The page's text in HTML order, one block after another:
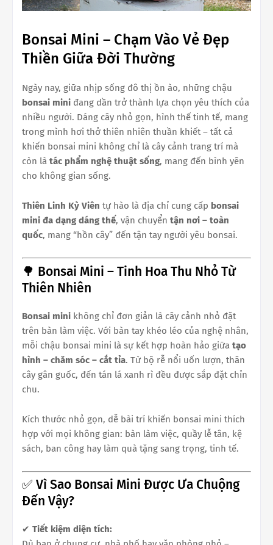
Bonsai Mini – Chạm Vào Vẻ Đẹp
Thiền Giữa Đời Thường
Ngày nay, giữa nhịp sống đô thị ồn ào, những chậu
bonsai mini đang dần trở thành lựa chọn yêu thích của
nhiều người. Dáng cây nhỏ gọn, hình thế tinh tế, mang
trong mình hơi thở thiên nhiên thuần khiết – tất cả
khiến bonsai mini không chỉ là cây cảnh trang trí mà
còn là tác phẩm nghệ thuật sống, mang đến bình yên
cho không gian sống.
Thiên Linh Kỳ Viên tự hào là địa chỉ cung cấp bonsai
mini đa dạng dáng thế, vận chuyển tận nơi – toàn
quốc, mang “hồn cây” đến tận tay người yêu bonsai.
🌳 Bonsai Mini – Tinh Hoa Thu Nhỏ Từ
Thiên Nhiên
Bonsai mini không chỉ đơn giản là cây cảnh nhỏ đặt
trên bàn làm việc. Với bàn tay khéo léo của nghệ nhân,
mỗi chậu bonsai mini là sự kết hợp hoàn hảo giữa tạo
hình – chăm sóc – cắt tỉa. Từ bộ rễ nổi uốn lượn, thân
cây gân guốc, đến tán lá xanh rì đều được sắp đặt chỉn
chu.
Kích thước nhỏ gọn, dễ bài trí khiến bonsai mini thích
hợp với mọi không gian: bàn làm việc, quầy lễ tân, kệ
sách, ban công hay làm quà tặng sang trọng, tinh tế.
✅ Vì Sao Bonsai Mini Được Ưa Chuộng
Đến Vậy?
✔ Tiết kiệm diện tích: